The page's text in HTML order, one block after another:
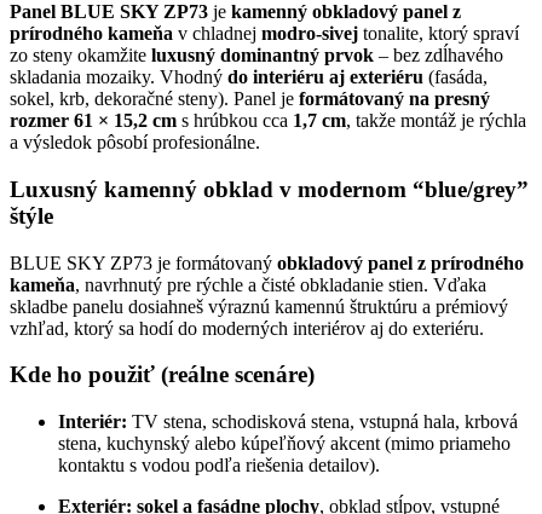
Panel BLUE SKY ZP73 je kamenný obkladový panel z
prírodného kameňa v chladnej modro-sivej tonalite, ktorý spraví
zo steny okamžite luxusný dominantný prvok – bez zdĺhavého
skladania mozaiky. Vhodný do interiéru aj exteriéru (fasáda,
sokel, krb, dekoračné steny). Panel je formátovaný na presný
rozmer 61 × 15,2 cm s hrúbkou cca 1,7 cm, takže montáž je rýchla
a výsledok pôsobí profesionálne.
Luxusný kamenný obklad v modernom “blue/grey”
štýle
BLUE SKY ZP73 je formátovaný obkladový panel z prírodného
kameňa, navrhnutý pre rýchle a čisté obkladanie stien. Vďaka
skladbe panelu dosiahneš výraznú kamennú štruktúru a prémiový
vzhľad, ktorý sa hodí do moderných interiérov aj do exteriéru.
Kde ho použiť (reálne scenáre)
Interiér: TV stena, schodisková stena, vstupná hala, krbová
stena, kuchynský alebo kúpeľňový akcent (mimo priameho
kontaktu s vodou podľa riešenia detailov).
Exteriér: sokel a fasádne plochy, obklad stĺpov, vstupné